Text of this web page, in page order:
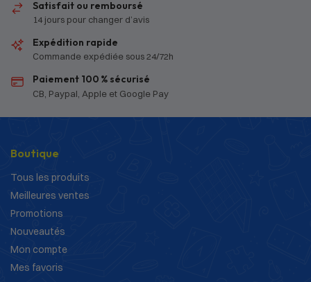
Satisfait ou remboursé
14 jours pour changer d’avis
Expédition rapide
Commande expédiée sous 24/72h
Paiement 100 % sécurisé
CB, Paypal, Apple et Google Pay
Boutique
Tous les produits
Meilleures ventes
Promotions
Nouveautés
Mon compte
Mes favoris